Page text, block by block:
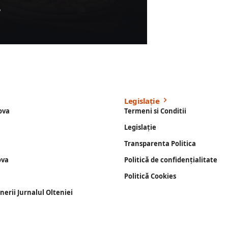
Jurnalul Olteniei
Legislație
Termeni si Conditii
Legislație
Transparenta Politica
Politică de confidențialitate
Politică Cookies